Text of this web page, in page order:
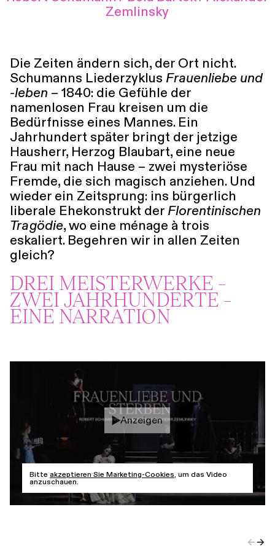
Führungen Jobs
Zemlinsky
Die Zeiten ändern sich, der Ort nicht.
Schumanns Liederzyklus Frauenliebe und
-leben – 1840: die Gefühle der
namenlosen Frau kreisen um die
Bedürfnisse eines Mannes. Ein
Jahrhundert später bringt der jetzige
Hausherr, Herzog Blaubart, eine neue
Frau mit nach Hause – zwei mysteriöse
Fremde, die sich magisch anziehen. Und
wieder ein Zeitsprung: ins bürgerlich
liberale Ehekonstrukt der Florentinischen
Tragödie, wo eine ménage à trois
eskaliert. Begehren wir in allen Zeiten
gleich?
DREI MEISTERWERKE –
ZWEI JAHRHUNDERTE –
EINE NARRATION
Anzeigen
Bitte akzeptieren Sie Marketing-Cookies , um das Video
anzuschauen.
←→